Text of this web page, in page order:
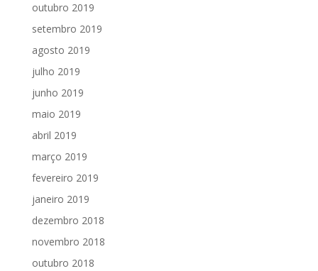
outubro 2019
setembro 2019
agosto 2019
julho 2019
junho 2019
maio 2019
abril 2019
março 2019
fevereiro 2019
janeiro 2019
dezembro 2018
novembro 2018
outubro 2018